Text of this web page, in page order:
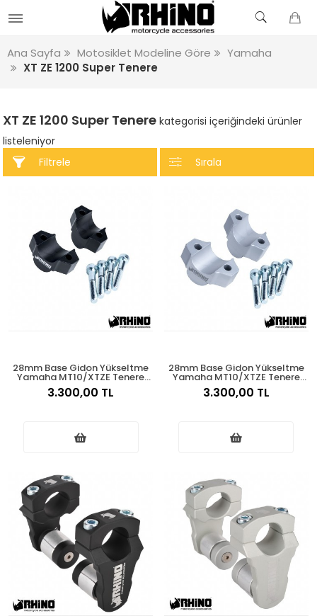
Ana Sayfa Motosiklet Modeline Göre
Yamaha
XT ZE 1200 Super Tenere
XT ZE 1200 Super Tenere kategorisi içeriğindeki ürünler
listeleniyor
Filtrele
Sırala
28mm Base Gidon Yükseltme
Yamaha MT10/XTZE Tenere
1200 Nikken Siyah
3.300,00 TL
28mm Base Gidon Yükseltme
Yamaha MT10/XTZE Tenere
1200 Nikken
3.300,00 TL